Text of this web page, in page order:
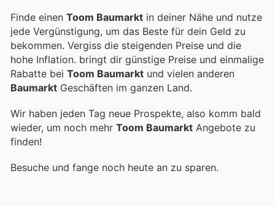
Finde einen Toom Baumarkt in deiner Nähe und nutze
jede Vergünstigung, um das Beste für dein Geld zu
bekommen. Vergiss die steigenden Preise und die
hohe Inflation. bringt dir günstige Preise und einmalige
Rabatte bei Toom Baumarkt und vielen anderen
Baumarkt Geschäften im ganzen Land.
Wir haben jeden Tag neue Prospekte, also komm bald
wieder, um noch mehr Toom Baumarkt Angebote zu
finden!
Besuche und fange noch heute an zu sparen.